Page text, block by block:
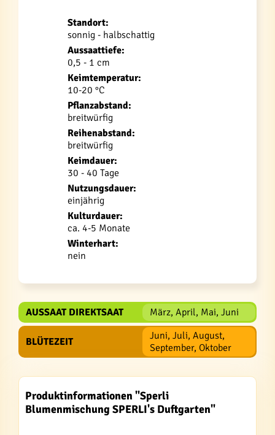
Standort:
sonnig - halbschattig
Aussaattiefe:
0,5 - 1 cm
Keimtemperatur:
10-20 °C
Pflanzabstand:
breitwürfig
Reihenabstand:
breitwürfig
Keimdauer:
30 - 40 Tage
Nutzungsdauer:
einjährig
Kulturdauer:
ca. 4-5 Monate
Winterhart:
nein
AUSSAAT DIREKTSAAT März, April, Mai, Juni
BLÜTEZEIT
Juni, Juli, August,
September, Oktober
Produktinformationen "Sperli
Blumenmischung SPERLI's Duftgarten"